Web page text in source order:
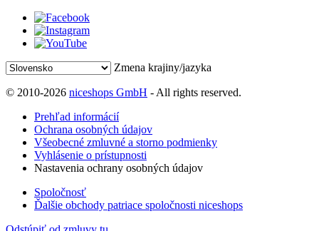
Zmena krajiny/jazyka
© 2010-2026 niceshops GmbH - All rights reserved.
Prehľad informácií
Ochrana osobných údajov
Všeobecné zmluvné a storno podmienky
Vyhlásenie o prístupnosti
Nastavenia ochrany osobných údajov
Spoločnosť
Ďalšie obchody patriace spoločnosti niceshops